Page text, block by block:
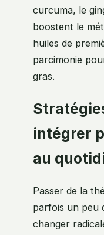
curcuma, le
boostent le
huiles de
parcimonie
gras.
intégrer
au
Passer de la
parfois un peu
changer